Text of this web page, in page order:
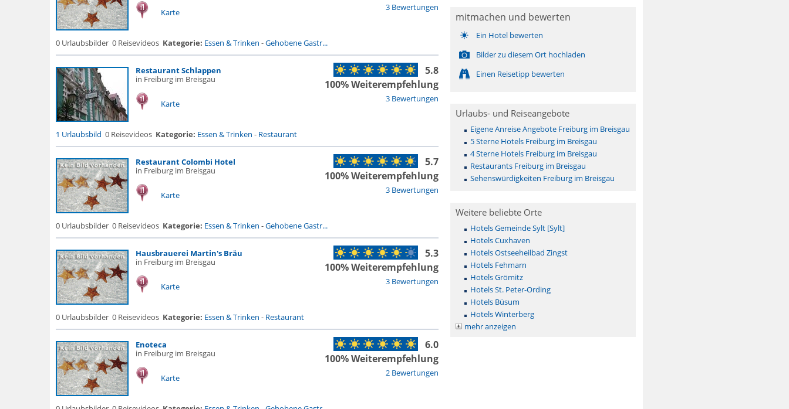
Karte 3 Bewertungen
0 Urlaubsbilder 0 Reisevideos Kategorie: Essen & Trinken -Gehobene Gastr...
Restaurant Schlappen
in Freiburg im Breisgau
Karte 3 Bewertungen
5.8
100% Weiterempfehlung
1 Urlaubsbild 0 Reisevideos Kategorie: Essen & Trinken - Restaurant
Restaurant Colombi Hotel
in Freiburg im Breisgau
Karte 3 Bewertungen
5.7
100% Weiterempfehlung
0 Urlaubsbilder 0 Reisevideos Kategorie: Essen & Trinken -Gehobene Gastr...
Hausbrauerei Martin's Bräu
in Freiburg im Breisgau
Karte 3 Bewertungen
5.3
100% Weiterempfehlung
0 Urlaubsbilder 0 Reisevideos Kategorie: Essen & Trinken - Restaurant
Enoteca
in Freiburg im Breisgau
Karte 2 Bewertungen
6.0
100% Weiterempfehlung
mitmachen und bewerten
Ein Hotel bewerten
Bilder zu diesem Ort hochladen
Einen Reisetipp bewerten
Urlaubs- und Reiseangebote
Eigene Anreise Angebote Freiburg im Breisgau
5 Sterne Hotels Freiburg im Breisgau
4 Sterne Hotels Freiburg im Breisgau
Restaurants Freiburg im Breisgau
Sehenswürdigkeiten Freiburg im Breisgau
Weitere beliebte Orte
Hotels Gemeinde Sylt [Sylt]
Hotels Cuxhaven
Hotels Ostseeheilbad Zingst
Hotels Fehmarn
Hotels Grömitz
Hotels St. Peter-Ording
Hotels Büsum
Hotels Winterberg
mehr anzeigen